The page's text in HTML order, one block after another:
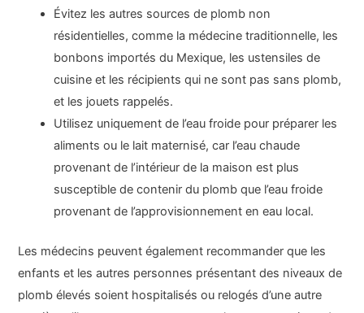
Évitez les autres sources de plomb non
résidentielles, comme la médecine traditionnelle, les
bonbons importés du Mexique, les ustensiles de
cuisine et les récipients qui ne sont pas sans plomb,
et les jouets rappelés.
Utilisez uniquement de l’eau froide pour préparer les
aliments ou le lait maternisé, car l’eau chaude
provenant de l’intérieur de la maison est plus
susceptible de contenir du plomb que l’eau froide
provenant de l’approvisionnement en eau local.
Les médecins peuvent également recommander que les
enfants et les autres personnes présentant des niveaux de
plomb élevés soient hospitalisés ou relogés d’une autre